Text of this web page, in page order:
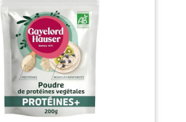
santé ! Un
au café !
et les
une
du goût et
de
délicate et
Une
qui
le goût des
un nouvel
favori !
delà de l'impact sur l'écologie
et le bien-être animal, la
composition des protéines
végétales permet d'obtenir un
excellent profil en acides
aminés (BCAA et EAA entre
autres) et permet de diversifier
les sources de protéines du
sportif. La protéine végétale
Nutripure est une protéine
vegan et bio qui apporte les
nutriments essentiels au bon
développement musculaire.